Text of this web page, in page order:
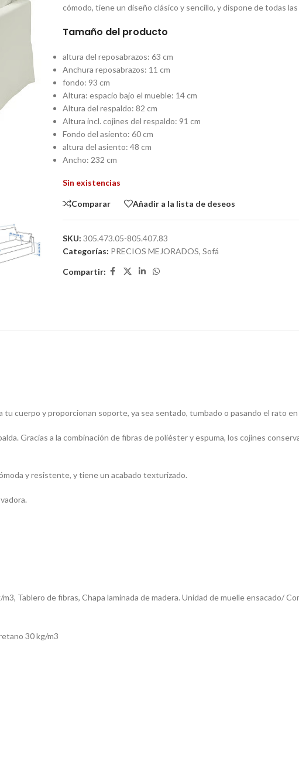
cómodo, tiene un diseño clásico y sencillo, y dispone de todas
Tamaño del producto
altura del reposabrazos: 63 cm
Anchura reposabrazos: 11 cm
fondo: 93 cm
Altura: espacio bajo el mueble: 14 cm
Altura del respaldo: 82 cm
Altura incl. cojines del respaldo: 91 cm
Fondo del asiento: 60 cm
altura del asiento: 48 cm
Ancho: 232 cm
Sin existencias
Comparar Añadir a la lista de deseos
SKU: 305.473.05-805.407.83
Categorías: PRECIOS MEJORADOS, Sofá
Compartir:
cuerpo y proporcionan soporte, ya sea sentado, tumbado o pasando el rato en
Gracias a la combinación de fibras de poliéster y espuma, los cojines
y resistente, y tiene un acabado texturizado.
Tablero de fibras, Chapa laminada de madera. Unidad de muelle ensacado/
30 kg/m3